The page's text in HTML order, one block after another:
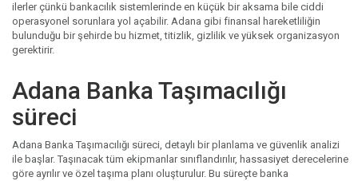
ilerler çünkü bankacılık sistemlerinde en küçük bir aksama bile ciddi
operasyonel sorunlara yol açabilir. Adana gibi finansal hareketliliğin
bulunduğu bir şehirde bu hizmet, titizlik, gizlilik ve yüksek organizasyon
gerektirir.
Adana Banka Taşımacılığı
süreci
Adana Banka Taşımacılığı süreci, detaylı bir planlama ve güvenlik analizi
ile başlar. Taşınacak tüm ekipmanlar sınıflandırılır, hassasiyet derecelerine
göre ayrılır ve özel taşıma planı oluşturulur. Bu süreçte banka